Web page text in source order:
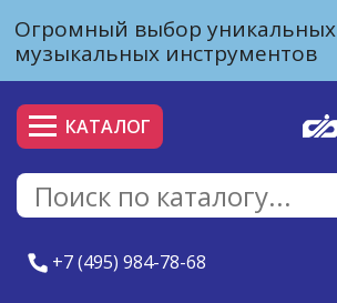
Огромный выбор уникальных
музыкальных инструментов
КАТАЛОГ
+7 (495) 984-78-68